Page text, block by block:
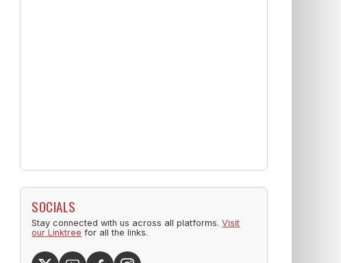
SOCIALS
Stay connected with us across all platforms.Visit
our Linktree for all the links.